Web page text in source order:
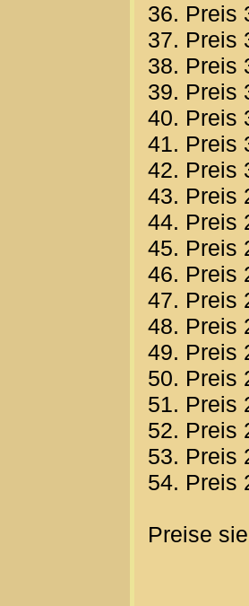
36. Preis
37. Preis
38. Preis
39. Preis
40. Preis
41. Preis
42. Preis
43. Preis
44. Preis
45. Preis
46. Preis
47. Preis
48. Preis
49. Preis
50. Preis
51. Preis
52. Preis
53. Preis
54. Preis
Preise